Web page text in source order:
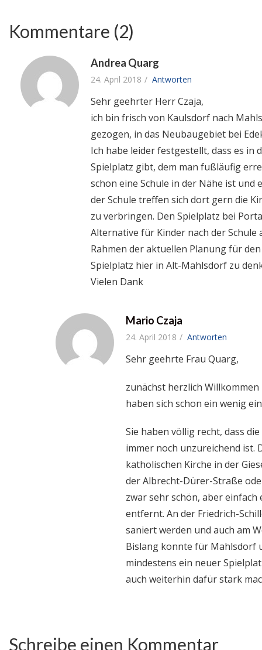
Kommentare (2)
Andrea Quarg
24. April 2018 Antworten
Sehr geehrter Herr Czaja,
ich bin frisch von Kaulsdorf nach
gezogen, in das Neubaugebiet bei
Ich habe leider festgestellt, dass es in
Spielplatz gibt, dem man fußläufig
schon eine Schule in der Nähe ist und
der Schule treffen sich dort gern die
zu verbringen. Den Spielplatz bei
Alternative für Kinder nach der Schule
Rahmen der aktuellen Planung für
Spielplatz hier in Alt-Mahlsdorf zu
Vielen Dank
Mario Czaja
24. April 2018 Antworten
Sehr geehrte Frau Quarg,
zunächst herzlich
haben sich schon ein wenig
Sie haben völlig recht, dass
immer noch unzureichend ist.
katholischen Kirche in der
der Albrecht-Dürer-Straße
zwar sehr schön, aber
entfernt. An der Friedrich-
saniert werden und auch am
Bislang konnte für Mahlsdorf
mindestens ein neuer
auch weiterhin dafür stark
Schreibe einen Kommentar